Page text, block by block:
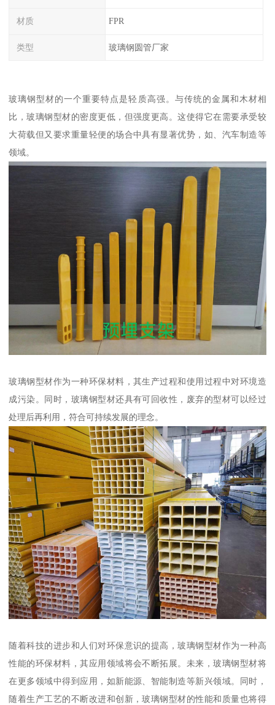
材质 FPR
类型 玻璃钢圆管厂家
玻璃钢型材的一个重要特点是轻质高强。与传统的金属和木材相
比，玻璃钢型材的密度更低，但强度更高。这使得它在需要承受较
大荷载但又要求重量轻便的场合中具有显著优势，如、汽车制造等
领域。
玻璃钢型材作为一种环保材料，其生产过程和使用过程中对环境造
成污染。同时，玻璃钢型材还具有可回收性，废弃的型材可以经过
处理后再利用，符合可持续发展的理念。
随着科技的进步和人们对环保意识的提高，玻璃钢型材作为一种高
性能的环保材料，其应用领域将会不断拓展。未来，玻璃钢型材将
在更多领域中得到应用，如新能源、智能制造等新兴领域。同时，
随着生产工艺的不断改进和创新，玻璃钢型材的性能和质量也将得